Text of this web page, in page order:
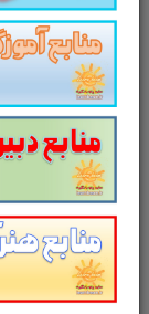
سوالات
186
تشریحی
آزمون
تستی
شده
و